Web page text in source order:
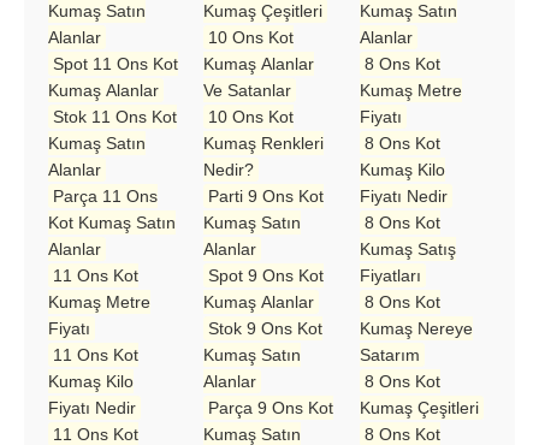
Kumaş Satın
Alanlar
Spot 11 Ons Kot
Kumaş Alanlar
Stok 11 Ons Kot
Kumaş Satın
Alanlar
Parça 11 Ons
Kot Kumaş Satın
Alanlar
11 Ons Kot
Kumaş Metre
Fiyatı
11 Ons Kot
Kumaş Kilo
Fiyatı Nedir
11 Ons Kot
Kumaş Çeşitleri
10 Ons Kot
Kumaş Alanlar
Ve Satanlar
10 Ons Kot
Kumaş Renkleri
Nedir?
Parti 9 Ons Kot
Kumaş Satın
Alanlar
Spot 9 Ons Kot
Kumaş Alanlar
Stok 9 Ons Kot
Kumaş Satın
Alanlar
Parça 9 Ons Kot
Kumaş Satın
Kumaş Satın
Alanlar
8 Ons Kot
Kumaş Metre
Fiyatı
8 Ons Kot
Kumaş Kilo
Fiyatı Nedir
8 Ons Kot
Kumaş Satış
Fiyatları
8 Ons Kot
Kumaş Nereye
Satarım
8 Ons Kot
Kumaş Çeşitleri
8 Ons Kot